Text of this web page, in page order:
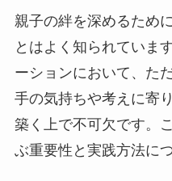
親子の絆を深めるため
とはよく知られていま
ーションにおいて、た
手の気持ちや考えに寄
築く上で不可欠です。
ぶ重要性と実践方法に